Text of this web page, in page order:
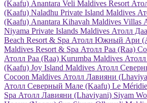
(Kaafu) Anantara Veli Maldives Resort
(Kaafu) Naladhu Private Island Maldives
(Kaafu) Anantara Kihavah Maldives Villas
Niyama Private Islands Maldives Атолл
Beach Resort & Spa Атолл Южный Ари
Maldives Resort & Spa Атолл Раа (Raa)
Атолл Раа (Raa) Kurumba Maldives
(Kaafu) Joy Island Maldives Атолл
Cocoon Maldives Атолл Лавияни
Атолл Северный Мале (Kaafu) Le
Spa Атолл Лавияни (Lhaviyani) Siyam